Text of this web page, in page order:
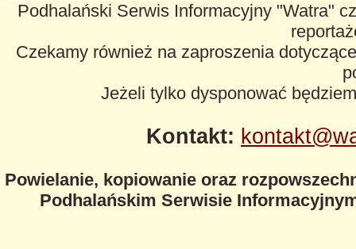
Podhalański Serwis Informacyjny "Watra"
Czekamy również na zaproszenia
Jeżeli tylko dysponować
Kontakt:
Powielanie, kopiowanie oraz
Podhalańskim Serwisie